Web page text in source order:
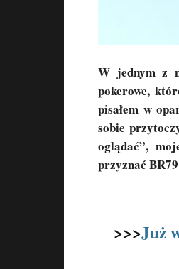
W jednym z
pokerowe,
pisałem w
sobie
oglądać”,
przyznać
>>>Już